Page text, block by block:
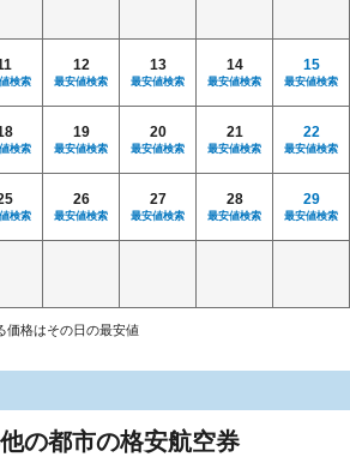
検索
12
最安値検索
13
最安値検索
14
最安値検索
15
最安値検索
検索
19
最安値検索
20
最安値検索
21
最安値検索
22
最安値検索
検索
26
最安値検索
27
最安値検索
28
最安値検索
29
最安値検索
価格はその日の最安値
の都市の格安航空券